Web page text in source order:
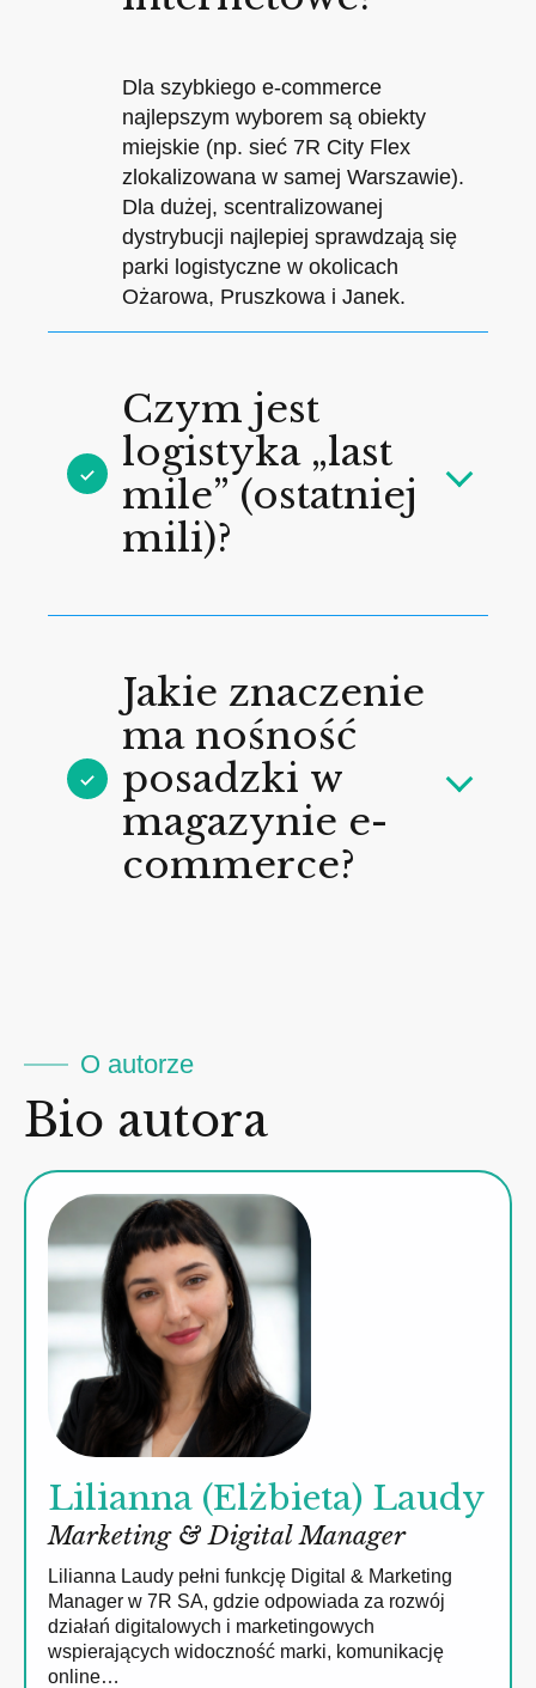
Dla szybkiego e-commerce
najlepszym wyborem są obiekty
miejskie (np. sieć 7R City Flex
zlokalizowana w samej Warszawie).
Dla dużej, scentralizowanej
dystrybucji najlepiej sprawdzają się
parki logistyczne w okolicach
Ożarowa, Pruszkowa i Janek.
Czym jest
logistyka „last
mile” (ostatniej
mili)?
Jakie znaczenie
ma nośność
posadzki w
magazynie e-
commerce?
O autorze
Bio autora
Lilianna (Elżbieta) Laudy
Marketing & Digital Manager
Lilianna Laudy pełni funkcję Digital & Marketing
Manager w 7R SA, gdzie odpowiada za rozwój
działań digitalowych i marketingowych
wspierających widoczność marki, komunikację
online…